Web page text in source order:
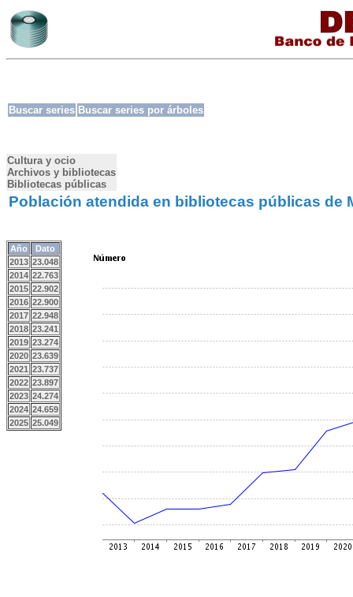
Buscar series Buscar series por árboles
Cultura y ocio
Archivos y bibliotecas
Bibliotecas públicas
Población atendida en bibliotecas públicas de
Año
Dato
2013 23.048
2014 22.763
2015 22.902
2016 22.900
2017 22.948
2018 23.241
2019 23.274
2020 23.639
2021 23.737
2022 23.897
2023 24.274
2024 24.659
2025 25.049